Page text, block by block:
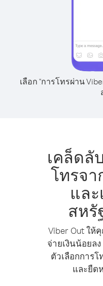
เลือก "การโทรผ่าน
เคล็ดลั
โทรจ
และ
สหรั
Viber Out ใ
จ่ายเงินน้อยล
ตัวเลือกการ
และยืด